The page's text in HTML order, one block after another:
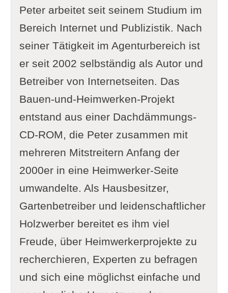
Peter arbeitet seit seinem Studium im
Bereich Internet und Publizistik. Nach
seiner Tätigkeit im Agenturbereich ist
er seit 2002 selbständig als Autor und
Betreiber von Internetseiten. Das
Bauen-und-Heimwerken-Projekt
entstand aus einer Dachdämmungs-
CD-ROM, die Peter zusammen mit
mehreren Mitstreitern Anfang der
2000er in eine Heimwerker-Seite
umwandelte. Als Hausbesitzer,
Gartenbetreiber und leidenschaftlicher
Holzwerber bereitet es ihm viel
Freude, über Heimwerkerprojekte zu
recherchieren, Experten zu befragen
und sich eine möglichst einfache und